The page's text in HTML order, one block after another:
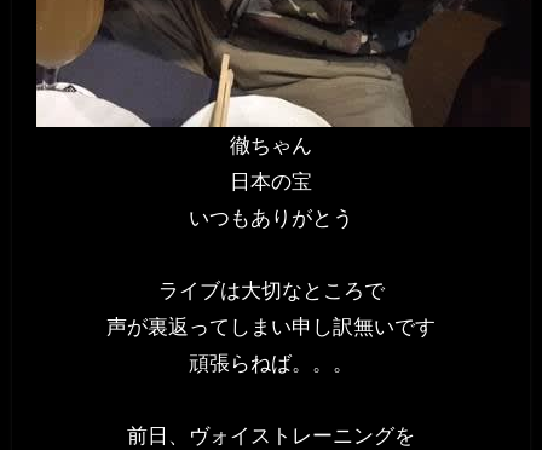
徹ちゃん
日本の宝
いつもありがとう
ライブは大切なところで
声が裏返ってしまい申し訳無いです
頑張らねば。。。
前日、ヴォイストレーニングを